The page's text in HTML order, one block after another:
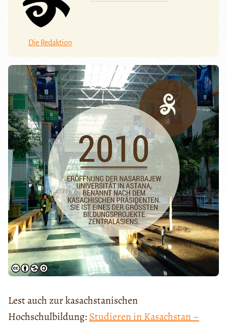
Die Redaktion
Lest auch zur kasachstanischen
Hochschulbildung: Studieren in Kasachstan –